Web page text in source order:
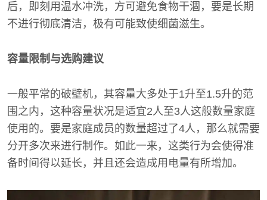
后，即刻用温水冲洗，方可避免食物干涸，要是长期
不进行彻底清洁，极有可能致使细菌滋生。
容量限制与选购建议
一般平常的破壁机，其容量大多处于1升至1.5升的范
围之内，这种容量状况是适宜2人至3人这般数量家庭
使用的。要是家庭成员的数量超过了4人，那么就需要
分开多次来进行制作。如此一来，这类行为会使得准
备时间得以延长，并且还会造成用电量有所增加。